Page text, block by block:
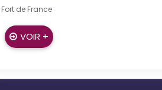
Fort de France
VOIR +